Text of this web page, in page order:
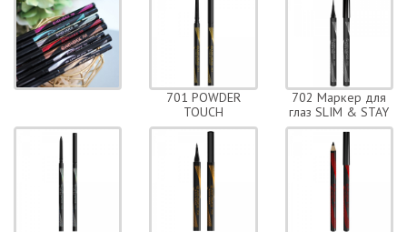
701 POWDER
TOUCH
702 Маркер для
глаз SLIM & STAY